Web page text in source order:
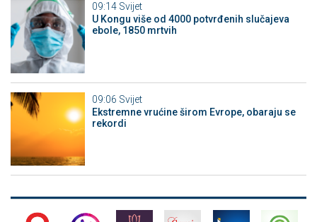
09:14 Svijet
U Kongu više od 4000 potvrđenih slučajeva
ebole, 1850 mrtvih
09:06 Svijet
Ekstremne vrućine širom Evrope, obaraju se
rekordi